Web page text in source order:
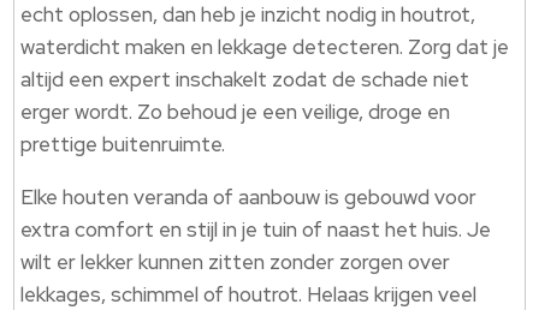
echt oplossen, dan heb je inzicht nodig in houtrot,
waterdicht maken en lekkage detecteren. Zorg dat je
altijd een expert inschakelt zodat de schade niet
erger wordt. Zo behoud je een veilige, droge en
prettige buitenruimte.
Elke houten veranda of aanbouw is gebouwd voor
extra comfort en stijl in je tuin of naast het huis. Je
wilt er lekker kunnen zitten zonder zorgen over
lekkages, schimmel of houtrot. Helaas krijgen veel